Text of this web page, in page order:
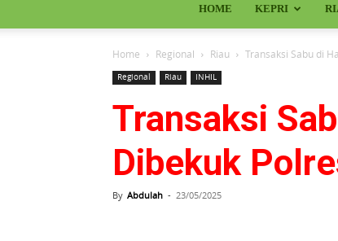
HOME KEPRI
Home Regional Riau Transaksi Sabu di
Regional Riau INHIL
Transaksi
Dibekuk
By Abdulah - 23/05/2025